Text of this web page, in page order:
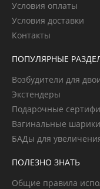
Условия оплаты
Условия доставки
Контакты
ПОПУЛЯРНЫЕ
Возбудители для
Экстендеры
Подарочные
Вагинальные шарики
БАДы для
ПОЛЕЗНО ЗНАТЬ
Общие правила